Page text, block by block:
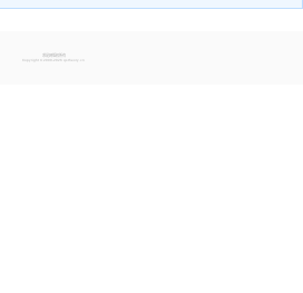
求是网版权所有
Copyright © 2009-2026 qstheory.cn